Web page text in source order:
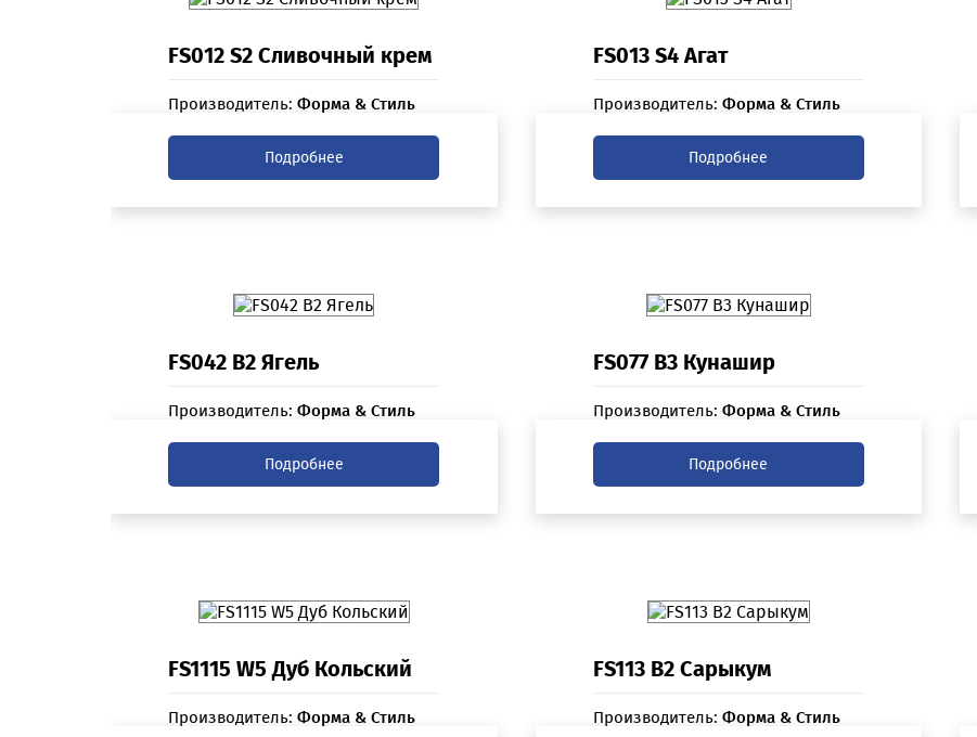
FS012 S2 Сливочный крем
Производитель:Форма & Стиль
Подробнее
FS013 S4 Агат
Производитель: Форма & Стиль
Подробнее
FS042 B2 Ягель
Производитель:Форма & Стиль
Подробнее
FS077 B3 Кунашир
Производитель: Форма & Стиль
Подробнее
FS1115 W5 Дуб Кольский
Производитель:Форма & Стиль
FS113 B2 Сарыкум
Производитель: Форма & Стиль